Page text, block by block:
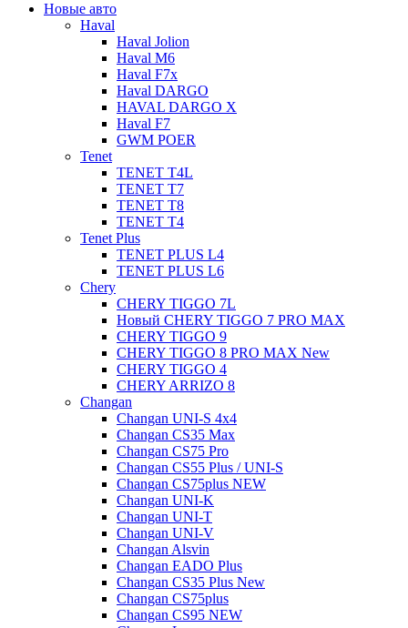
Новые авто
Haval
Haval Jolion
Haval M6
Haval F7x
Haval DARGO
HAVAL DARGO Х
Haval F7
GWM POER
Tenet
TENET T4L
TENET T7
TENET T8
TENET T4
Tenet Plus
TENET PLUS L4
TENET PLUS L6
Chery
CHERY TIGGO 7L
Новый CHERY TIGGO 7 PRO MAX
CHERY TIGGO 9
CHERY TIGGO 8 PRO MAX New
CHERY TIGGO 4
CHERY ARRIZO 8
Changan
Changan UNI-S 4x4
Changan CS35 Max
Changan CS75 Pro
Changan CS55 Plus / UNI-S
Changan CS75plus NEW
Changan UNI-K
Changan UNI-T
Changan UNI-V
Changan Alsvin
Changan EADO Plus
Changan CS35 Plus New
Changan CS75plus
Changan CS95 NEW